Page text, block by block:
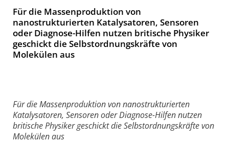
Für die Massenproduktion von
nanostrukturierten Katalysatoren, Sensoren
oder Diagnose-Hilfen nutzen britische Physiker
geschickt die Selbstordnungskräfte von
Molekülen aus
Für die Massenproduktion von nanostrukturierten
Katalysatoren, Sensoren oder Diagnose-Hilfen nutzen
britische Physiker geschickt die Selbstordnungskräfte von
Molekülen aus